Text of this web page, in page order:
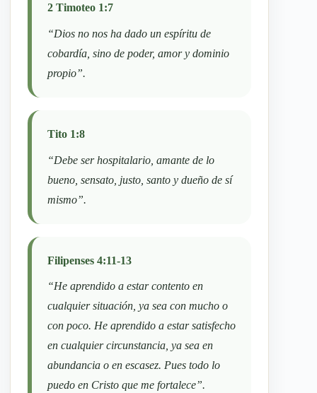
2 Timoteo 1:7
“Dios no nos ha dado un espíritu de
cobardía, sino de poder, amor y dominio
propio”.
Tito 1:8
“Debe ser hospitalario, amante de lo
bueno, sensato, justo, santo y dueño de sí
mismo”.
Filipenses 4:11-13
“He aprendido a estar contento en
cualquier situación, ya sea con mucho o
con poco. He aprendido a estar satisfecho
en cualquier circunstancia, ya sea en
abundancia o en escasez. Pues todo lo
puedo en Cristo que me fortalece”.